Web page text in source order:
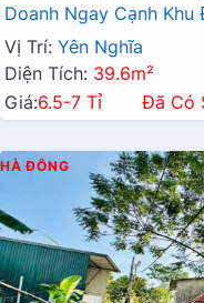
Doanh Ngay Cạnh
Vị Trí: Yên Nghĩa
Diện Tích: 39.6m²
Giá:6.5-7 Tỉ Đã Có
HÀ ĐÔNG